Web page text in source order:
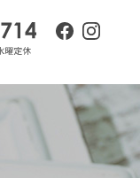
0120-28-8714
facebook